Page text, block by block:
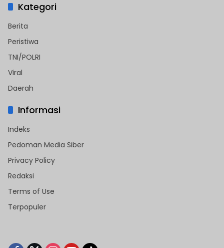
Kategori
Berita
Peristiwa
TNI/POLRI
Viral
Daerah
Informasi
Indeks
Pedoman Media Siber
Privacy Policy
Redaksi
Terms of Use
Terpopuler